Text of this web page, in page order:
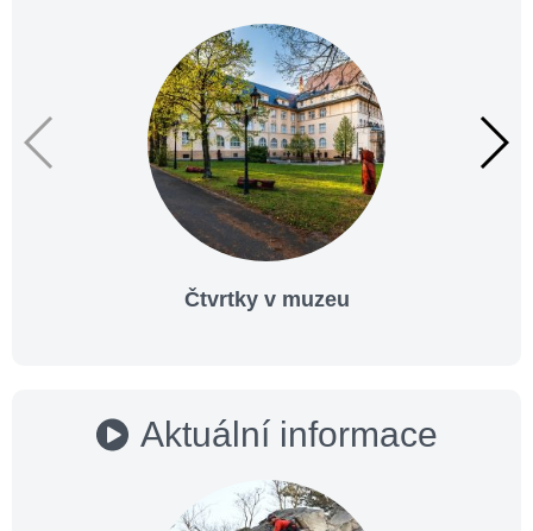
Čtvrtky v muzeu
Aktuální informace